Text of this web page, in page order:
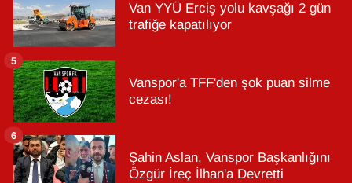
Van YYÜ Erciş yolu kavşağı 2 gün
trafiğe kapatılıyor
Vanspor'a TFF'den şok puan silme
cezası!
5
Şahin Aslan, Vanspor Başkanlığını
Özgür İreç İlhan'a Devretti
6